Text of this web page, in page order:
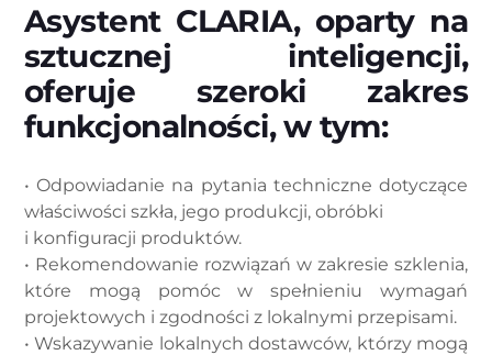
Asystent CLARIA, oparty na
sztucznej inteligencji,
oferuje szeroki zakres
funkcjonalności, w tym:
• Odpowiadanie na pytania techniczne dotyczące
właściwości szkła, jego produkcji, obróbki
i konfiguracji produktów.
• Rekomendowanie rozwiązań w zakresie szklenia,
które mogą pomóc w spełnieniu wymagań
projektowych i zgodności z lokalnymi przepisami.
• Wskazywanie lokalnych dostawców, którzy mogą